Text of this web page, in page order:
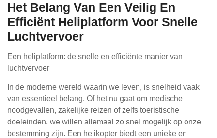
Het Belang Van Een Veilig En
Efficiënt Heliplatform Voor Snelle
Luchtvervoer
Een heliplatform: de snelle en efficiënte manier van
luchtvervoer
In de moderne wereld waarin we leven, is snelheid vaak
van essentieel belang. Of het nu gaat om medische
noodgevallen, zakelijke reizen of zelfs toeristische
doeleinden, we willen allemaal zo snel mogelijk op onze
bestemming zijn. Een helikopter biedt een unieke en